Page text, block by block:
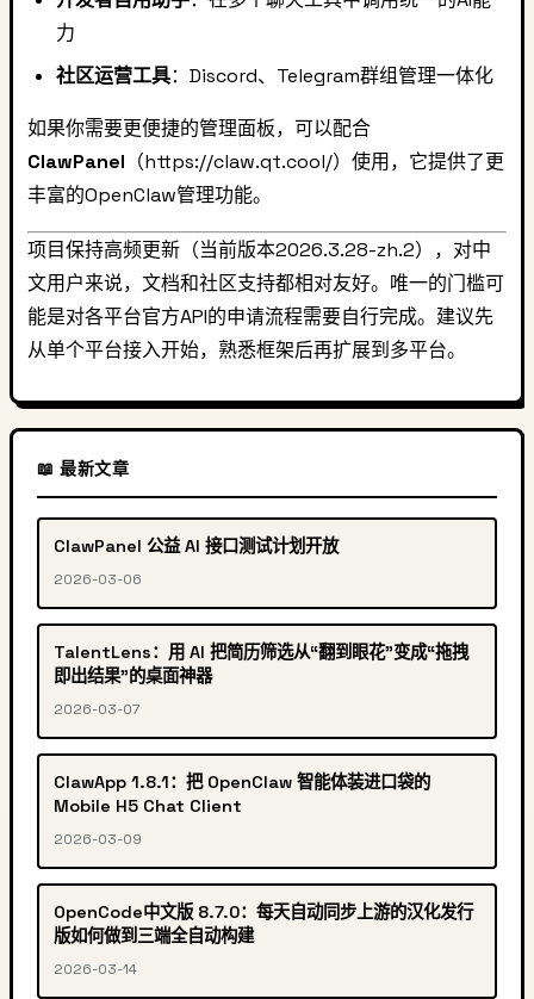
力
社区运营工具：Discord、Telegram群组管理一体化
如果你需要更便捷的管理面板，可以配合
ClawPanel （https://claw.qt.cool/）使用，它提供了更
丰富的OpenClaw管理功能。
项目保持高频更新（当前版本2026.3.28-zh.2），对中
文用户来说，文档和社区支持都相对友好。唯一的门槛可
能是对各平台官方API的申请流程需要自行完成。建议先
从单个平台接入开始，熟悉框架后再扩展到多平台。
📖 最新文章
ClawPanel 公益 AI 接口测试计划开放
2026-03-06
TalentLens：用 AI 把简历筛选从“翻到眼花”变成“拖拽
即出结果”的桌面神器
2026-03-07
ClawApp 1.8.1：把 OpenClaw 智能体装进口袋的
Mobile H5 Chat Client
2026-03-09
OpenCode中文版 8.7.0：每天自动同步上游的汉化发行
版如何做到三端全自动构建
2026-03-14